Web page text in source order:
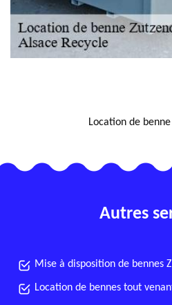
Location de
Autres
Mise à disposition de bennes
Location de bennes tout